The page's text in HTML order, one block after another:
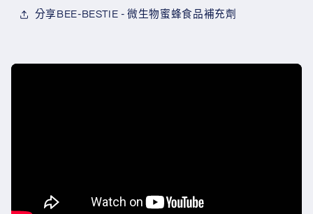
分享BEE-BESTIE - 微生物蜜蜂食品補充劑